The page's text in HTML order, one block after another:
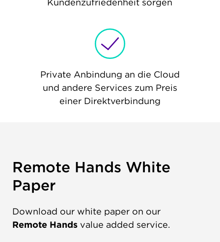
Private Anbindung an die Cloud
und andere Services zum Preis
einer Direktverbindung
Remote Hands White
Paper
Download our white paper on our
Remote Hands value added service.